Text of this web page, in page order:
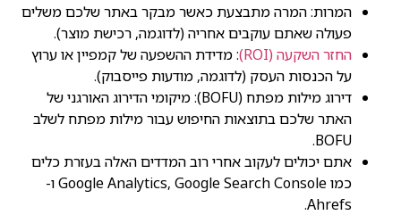
המרות: המרה מתבצעת כאשר מבקר באתר שלכם משלים
פעולה שאתם עוקבים אחריה (לדוגמה, רכישת מוצר).
החזר השקעה (ROI)
: מדידת ההשפעה של קמפיין או ערוץ
על הכנסות העסק (לדוגמה, מודעות פייסבוק).
דירוג מילות מפתח (BOFU): מיקומי הדירוג האורגני של
האתר שלכם בתוצאות החיפוש עבור מילות מפתח לשלב
BOFU.
אתם יכולים לעקוב אחרי רוב המדדים האלה בעזרת כלים
כמו Google Analytics, Google Search Console ו-
Ahrefs.